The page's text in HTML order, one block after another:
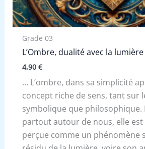
Grade 03
L’Ombre, dualité avec la lumière
4,90 €
… L’ombre, dans sa simplicité
concept riche de sens, tant sur
symbolique que philosophique.
partout autour de nous, elle
perçue comme un phénomène